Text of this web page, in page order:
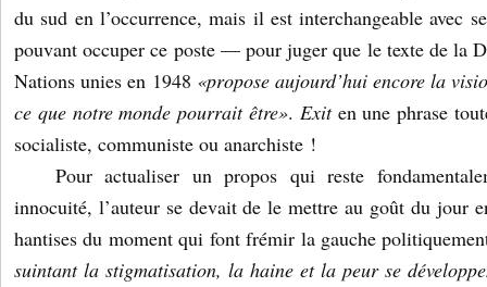
du sud en l’occurrence, mais il est interchangeable avec
pouvant occuper ce poste — pour juger que le texte de la
Nations unies en 1948 «propose aujourd’hui encore la
ce que notre monde pourrait être». Exiten une phrase
socialiste, communiste ou anarchiste !
Pour actualiser un propos qui reste
innocuité, l’auteur se devait de le mettre au goût du jour
hantises du moment qui font frémir la gauche
suintant la stigmatisation, la haine et la peur se